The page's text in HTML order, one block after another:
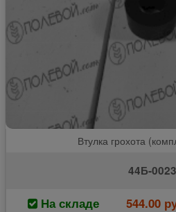
Втулка грохота
44Б-
На складе 544.00